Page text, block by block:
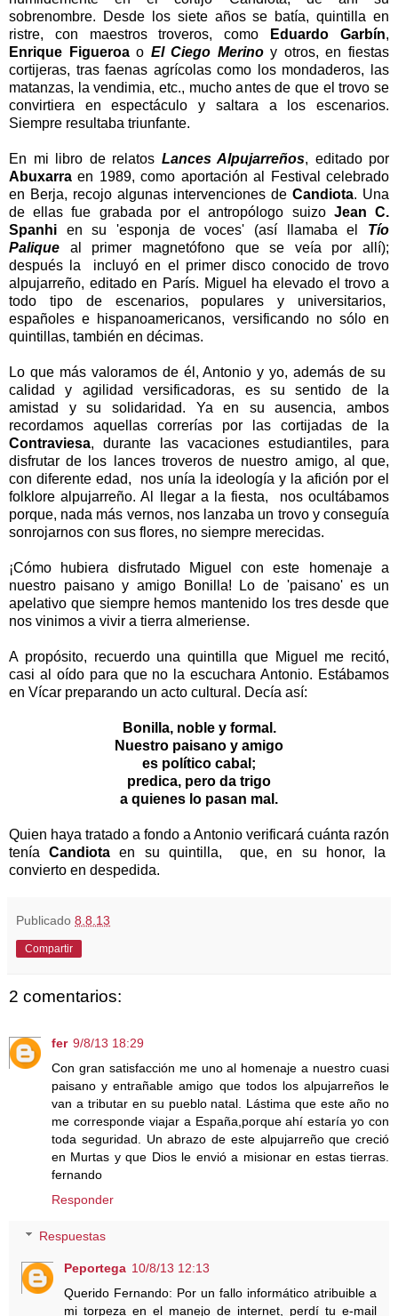
sobrenombre. Desde los siete años se batía, quintilla en
ristre, con maestros troveros, como
Eduardo Garbín,
Enrique Figueroao El Ciego Merinoy otros, en fiestas
cortijeras, tras faenas agrícolas como los mondaderos, las
matanzas, la vendimia, etc., mucho antes de que el trovo se
convirtiera en espectáculo y saltara a los escenarios.
Siempre resultaba triunfante.
En mi libro de relatos Lances Alpujarreños, editado por
Abuxarra en 1989, como aportación al Festival celebrado
en Berja, recojo algunas intervenciones de Candiota. Una
de ellas fue grabada por el antropólogo suizo Jean C.
Spanhi en su 'esponja de voces' (así llamaba el Tío
Palique al primer magnetófono que se veía por allí);
después la incluyó en el primer disco conocido de trovo
alpujarreño, editado en París. Miguel ha elevado el trovo a
todo tipo de escenarios, populares y universitarios,
españoles e hispanoamericanos, versificando no sólo en
quintillas, también en décimas.
Lo que más valoramos de él, Antonio y yo, además de su
calidad y agilidad versificadoras, es su sentido de la
amistad y su solidaridad. Ya en su ausencia, ambos
recordamos aquellas correrías por las cortijadas de
la
Contraviesa, durante las vacaciones estudiantiles, para
disfrutar de los lances troveros de nuestro amigo, al que,
con diferente edad, nos unía la ideología y la afición por el
folklore alpujarreño. Al llegar a la fiesta, nos ocultábamos
porque, nada más vernos, nos lanzaba un trovo y conseguía
sonrojarnos con sus flores, no siempre merecidas.
¡Cómo hubiera disfrutado Miguel con este homenaje a
nuestro paisano y amigo Bonilla! Lo de 'paisano' es un
apelativo que siempre hemos mantenido los tres desde que
nos vinimos a vivir a tierra almeriense.
A propósito, recuerdo una quintilla que Miguel me recitó,
casi al oído para que no la escuchara Antonio. Estábamos
en Vícar preparando un acto cultural. Decía así:
Bonilla, noble y formal.
Nuestro paisano y amigo
es político cabal;
predica, pero da trigo
a quienes lo pasan mal.
Quien haya tratado a fondo a Antonio verificará cuánta razón
teníaCandiotaen su quintilla, que, en su honor, la
convierto en despedida.
Publicado 8.8.13
Compartir
2 comentarios:
fer 9/8/13 18:29
Con gran satisfacción me uno al homenaje a nuestro cuasi
paisano y entrañable amigo que todos los alpujarreños le
van a tributar en su pueblo natal. Lástima que este año no
me corresponde viajar a España,porque ahí estaría yo con
toda seguridad. Un abrazo de este alpujarreño que creció
en Murtas y que Dios le envió a misionar en estas tierras.
fernando
Responder
Respuestas
Peportega 10/8/13 12:13
Querido Fernando: Por un fallo informático atribuible a
mi torpeza en el manejo de internet, perdí tu e-mail